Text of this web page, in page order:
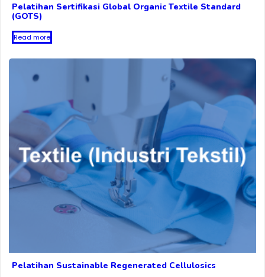
Pelatihan Sertifikasi Global Organic Textile Standard
(GOTS)
Read more
Pelatihan Sustainable Regenerated Cellulosics